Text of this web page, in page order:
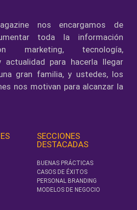
nos encargamos de
toda la información
marketing, tecnología,
actualidad para hacerla llegar
gran familia, y ustedes, los
nos motivan para alcanzar la
SECCIONES
DESTACADAS
BUENAS PRÁCTICAS
CASOS DE ÉXITOS
PERSONAL BRANDING
MODELOS DE NEGOCIO